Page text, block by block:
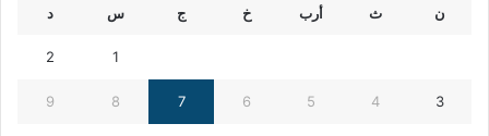
ن ث أرب خ ج س د
1
2
3
4
5
6
7
8
9